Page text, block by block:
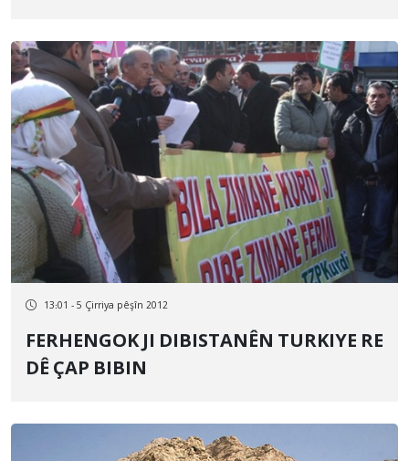
13:01 - 5 Çirriya pêşîn 2012
FERHENGOK JI DIBISTANÊN TURKIYE RE
DÊ ÇAP BIBIN